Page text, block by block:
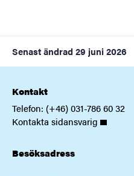
Senast ändrad 29 juni 2026
Kontakt
Telefon: (+46) 031-786 60 32
Kontakta sidansvarig
Besöksadress